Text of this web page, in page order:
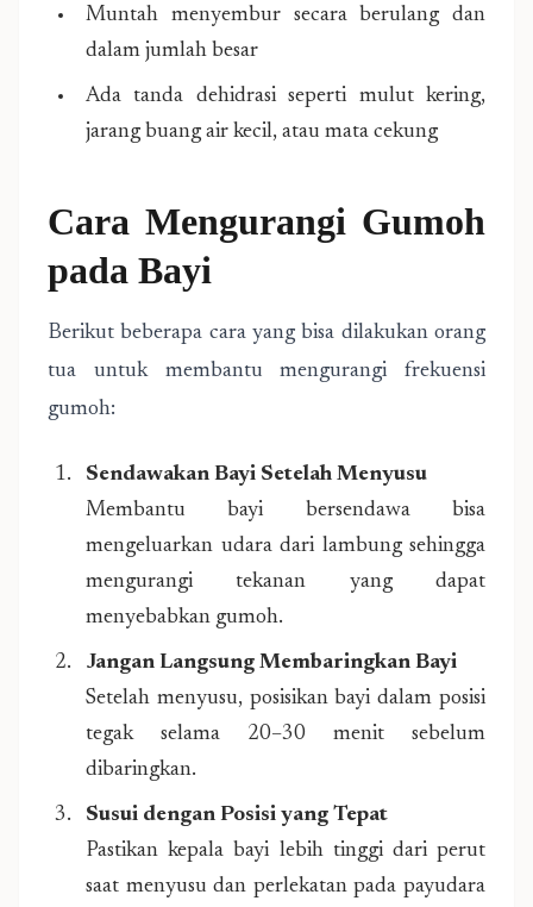
Muntah menyembur secara berulang dan
dalam jumlah besar
Ada tanda dehidrasi seperti mulut kering,
jarang buang air kecil, atau mata cekung
Cara Mengurangi Gumoh
pada Bayi
Berikut beberapa cara yang bisa dilakukan orang
tua untuk membantu mengurangi frekuensi
gumoh:
Sendawakan Bayi Setelah Menyusu
Membantu bayi bersendawa bisa
mengeluarkan udara dari lambung sehingga
mengurangi tekanan yang dapat
menyebabkan gumoh.
Jangan Langsung Membaringkan Bayi
Setelah menyusu, posisikan bayi dalam posisi
tegak selama 20–30 menit sebelum
dibaringkan.
Susui dengan Posisi yang Tepat
Pastikan kepala bayi lebih tinggi dari perut
saat menyusu dan perlekatan pada payudara